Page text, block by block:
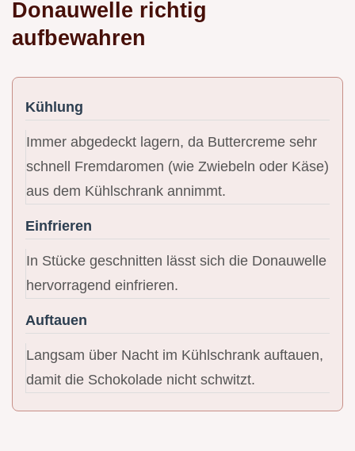
Donauwelle richtig
aufbewahren
Kühlung
Immer abgedeckt lagern, da Buttercreme sehr
schnell Fremdaromen (wie Zwiebeln oder Käse)
aus dem Kühlschrank annimmt.
Einfrieren
In Stücke geschnitten lässt sich die Donauwelle
hervorragend einfrieren.
Auftauen
Langsam über Nacht im Kühlschrank auftauen,
damit die Schokolade nicht schwitzt.